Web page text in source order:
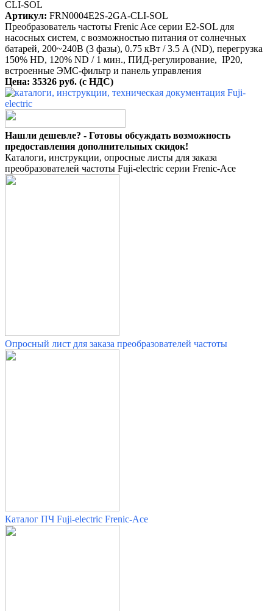
Артикул: FRN0004E2S-2GA-CLI-SOL
Преобразователь частоты Frenic Ace серии E2-SOL для
насосных систем, с возможностью питания от солнечных
батарей, 200~240B (3 фазы), 0.75 кВт / 3.5 A (ND), перегрузка
150% HD, 120% ND / 1 мин., ПИД-регулирование, IP20,
встроенные ЭМС-фильтр и панель управления
Цена: 35326 руб. (с НДС)
Нашли дешевле? - Готовы обсуждать возможность
предоставления дополнительных скидок!
Каталоги, инструкции, опросные листы для заказа
преобразователей частоты Fuji-electric серии Frenic-Ace
Опросный лист для заказа преобразователей частоты
Каталог ПЧ Fuji-electric Frenic-Ace